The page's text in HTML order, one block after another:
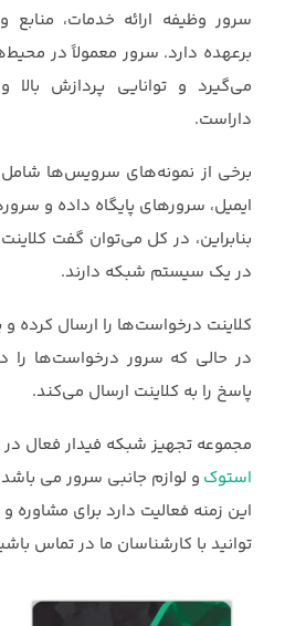
‏سرور وظیفه ارائه خدمات، منابع
برعهده دارد. سرور معمولاً در
می‌گیرد و توانایی پردازش بالا
داراست.
برخی از ‏نمونه‌های سرویس‌ها
ایمیل، سرورهای پایگاه داده و
بنابراین، در کل می‌توان گفت
در یک سیستم شبکه دارند.
کلاینت ‏درخواست‌ها را ارسال کرده
در حالی که سرور درخواست‌ها را
پاسخ را به کلاینت ارسال می‌کند.‏
مجموعه تجهیز شبکه فیدار فعال در
استوک و لوازم جانبی سرور می
این زمنه فعالیت دارد برای
توانید با کارشناسان ما در تماس